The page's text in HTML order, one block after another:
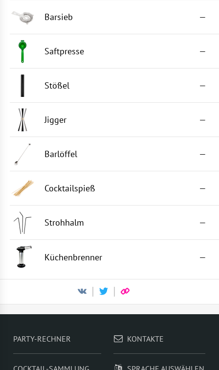
Barsieb —
Saftpresse —
Stößel —
Jigger —
Barlöffel —
Cocktailspieß —
Strohhalm —
Küchenbrenner —
PARTY-RECHNER KONTAKTE